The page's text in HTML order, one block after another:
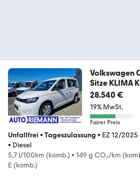
Volkswagen
Sitze KLIMA
28.540 €
19% MwSt.
Fairer Preis
Unfallfrei • Tageszulassung • EZ 12/2025
• Diesel
5,7 l/100km (komb.) • 149 g CO₂/km
E (komb.)